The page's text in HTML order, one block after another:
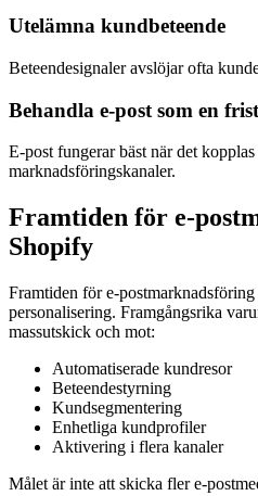
Utelämna kundbeteende
Beteendesignaler avslöjar ofta
Behandla e-post som en
E-post fungerar bäst när det
marknadsföringskanaler.
Framtiden för e-
Shopify
Framtiden för e-
personalisering. Framgångsrika
massutskick och mot:
Automatiserade kundresor
Beteendestyrning
Kundsegmentering
Enhetliga kundprofiler
Aktivering i flera kanaler
Målet är inte att skicka fler e-